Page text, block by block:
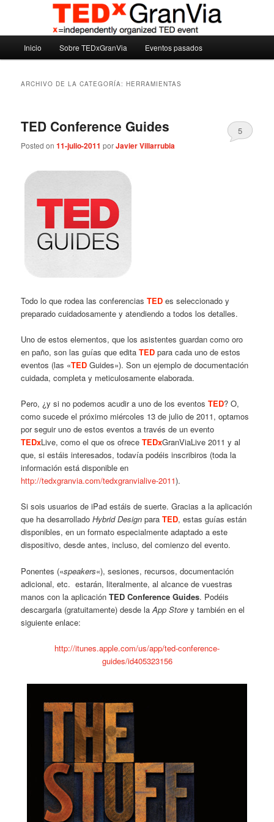
principal
secundarioTEDxGranVia
Madrid – España – Spain
Inicio Sobre TEDxGranVia Eventos pasados
ARCHIVO DE LA CATEGORÍA:HERRAMIENTAS
TED Conference Guides
Posted on11-julio-2011 porJavier Villarrubia
5
Todo lo que rodea las conferenciasTED es seleccionado y
preparado cuidadosamente y atendiendo a todos los detalles.
Uno de estos elementos, que los asistentes guardan como oro
en paño, son las guías que editaTED para cada uno de estos
eventos (las «TED Guides»). Son un ejemplo de documentación
cuidada, completa y meticulosamente elaborada.
Pero, ¿y si no podemos acudir a uno de los eventosTED? O,
como sucede el próximo miércoles 13 de julio de 2011, optamos
por seguir uno de estos eventos a través de un evento
TEDxLive, como el que os ofreceTEDxGranViaLive 2011 y al
que, si estáis interesados, todavía podéis inscribiros (toda la
información está disponible en
http://tedxgranvia.com/tedxgranvialive-2011).
Si sois usuarios de iPad estáis de suerte. Gracias a la aplicación
que ha desarrolladoHybrid Design paraTED, estas guías están
disponibles, en un formato especialmente adaptado a este
dispositivo, desde antes, incluso, del comienzo del evento.
Ponentes («speakers«), sesiones, recursos, documentación
adicional, etc. estarán, literalmente, al alcance de vuestras
manos con la aplicaciónTED Conference Guides. Podéis
descargarla (gratuitamente) desde laApp Store y también en el
siguiente enlace:
http://itunes.apple.com/us/app/ted-conference-
guides/id405323156